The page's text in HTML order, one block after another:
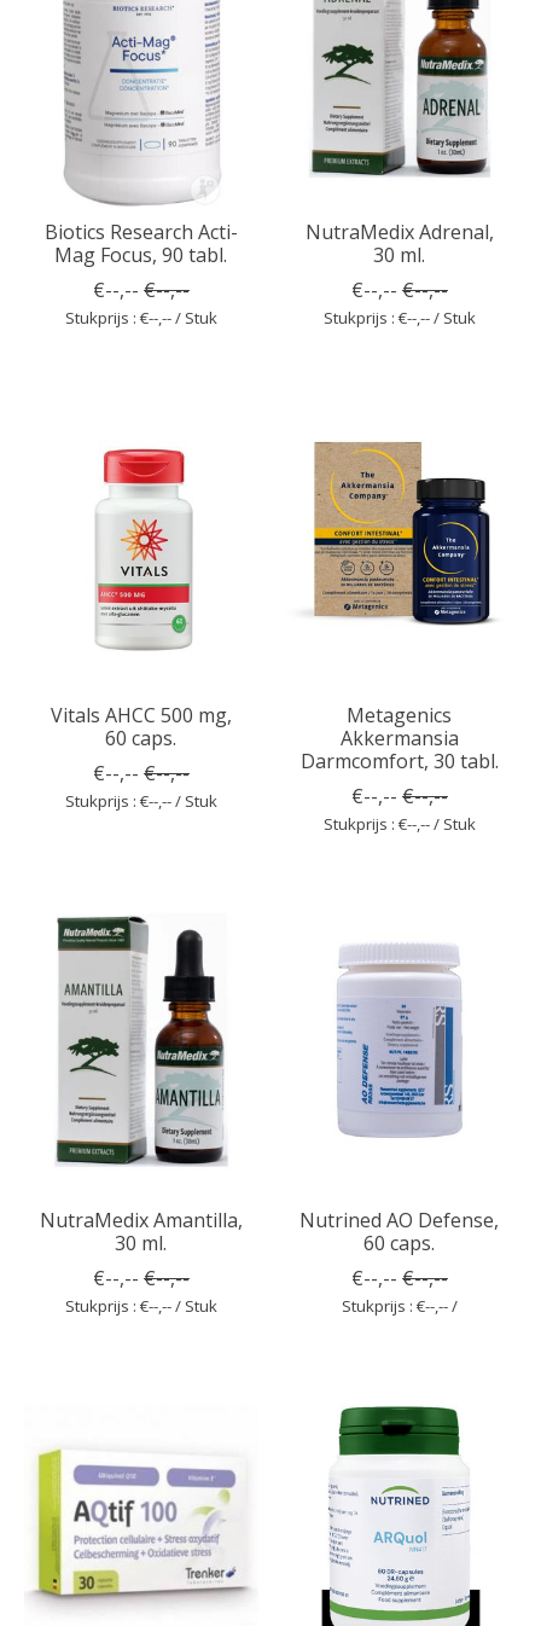
Biotics Research Acti-
Mag Focus, 90 tabl.
€--,-- €--,--
Stukprijs : €--,-- / Stuk
NutraMedix Adrenal,
30 ml.
€--,-- €--,--
Stukprijs : €--,-- / Stuk
Vitals AHCC 500 mg,
60 caps.
€--,-- €--,--
Stukprijs : €--,-- / Stuk
Metagenics
Akkermansia
Darmcomfort, 30 tabl.
€--,-- €--,--
Stukprijs : €--,-- / Stuk
NutraMedix Amantilla,
30 ml.
€--,-- €--,--
Stukprijs : €--,-- / Stuk
Nutrined AO Defense,
60 caps.
€--,-- €--,--
Stukprijs : €--,-- /